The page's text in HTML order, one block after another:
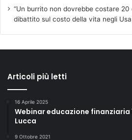
“Un burrito non dovrebbe costare 20
dibattito sul costo della vita negli Usa
Articoli più letti
16 Aprile 2025
Webinar educazione finanziaria
Lucca
9 Ottobre 2021